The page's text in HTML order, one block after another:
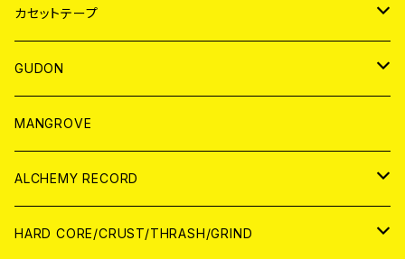
BADGE
JAPAN
WORLD
カセットテープ
JAPAN
WORLD
GUDON
アパレル
PATCH
アナログ
MANGROVE
ALCHEMY RECORD
CD
HARD CORE/CRUST/THRASH/GRIND